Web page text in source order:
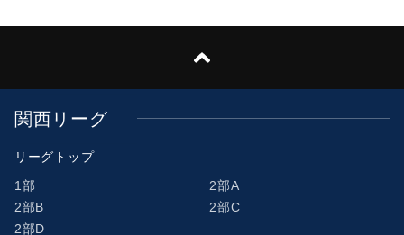
関西リーグ
リーグトップ
1部
2部A
2部B
2部C
2部D